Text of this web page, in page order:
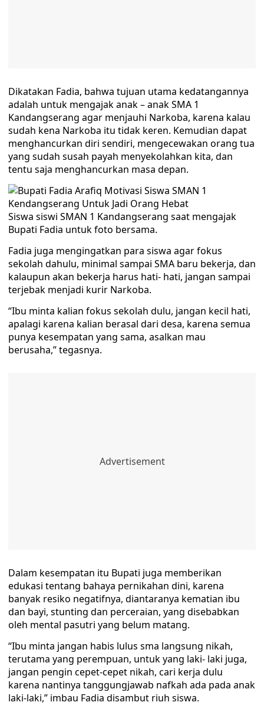
Dikatakan Fadia, bahwa tujuan utama kedatangannya
adalah untuk mengajak anak – anak SMA 1
Kandangserang agar menjauhi Narkoba, karena kalau
sudah kena Narkoba itu tidak keren. Kemudian dapat
menghancurkan diri sendiri, mengecewakan orang tua
yang sudah susah payah menyekolahkan kita, dan
tentu saja menghancurkan masa depan.
Siswa siswi SMAN 1 Kandangserang saat mengajak
Bupati Fadia untuk foto bersama.
Fadia juga mengingatkan para siswa agar fokus
sekolah dahulu, minimal sampai SMA baru bekerja, dan
kalaupun akan bekerja harus hati- hati, jangan sampai
terjebak menjadi kurir Narkoba.
“Ibu minta kalian fokus sekolah dulu, jangan kecil hati,
apalagi karena kalian berasal dari desa, karena semua
punya kesempatan yang sama, asalkan mau
berusaha,” tegasnya.
Dalam kesempatan itu Bupati juga memberikan
edukasi tentang bahaya pernikahan dini, karena
banyak resiko negatifnya, diantaranya kematian ibu
dan bayi, stunting dan perceraian, yang disebabkan
oleh mental pasutri yang belum matang.
“Ibu minta jangan habis lulus sma langsung nikah,
terutama yang perempuan, untuk yang laki- laki juga,
jangan pengin cepet-cepet nikah, cari kerja dulu
karena nantinya tanggungjawab nafkah ada pada anak
laki-laki,” imbau Fadia disambut riuh siswa.